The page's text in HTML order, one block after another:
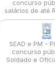
concurso
salários de até
SEAD e PM -
concurso
Soldado e